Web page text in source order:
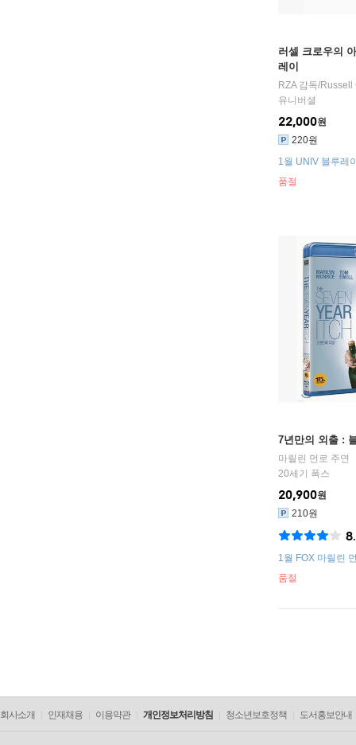
러셀 크로우의
레이
RZA감독/Russell
유니버셜
22,000원
220원
품절
1월 UNIV 블루레
7년만의 외출 :
마릴린 먼로 주연
20세기 폭스
20,900원
210원
품절
1월 FOX 마릴린
회사소개 인재채용 이용약관 개인정보처리방침 청소년보호정책 도서홍보안내